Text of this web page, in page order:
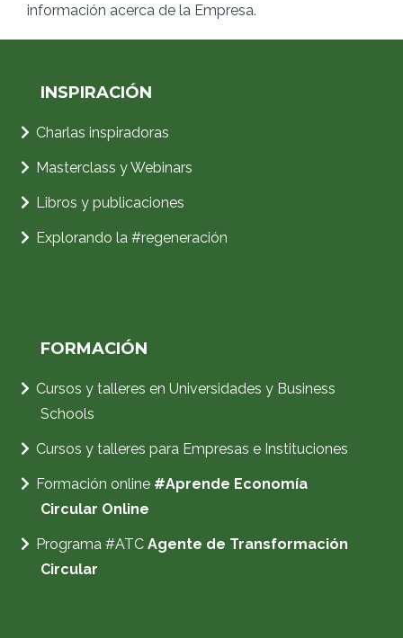
información acerca de la Empresa.
INSPIRACIÓN
Charlas inspiradoras
Masterclass y Webinars
Libros y publicaciones
Explorando la #regeneración
FORMACIÓN
Cursos y talleres en Universidades y Business
Schools
Cursos y talleres para Empresas e Instituciones
Formación online #Aprende Economía
Circular Online
Programa #ATC Agente de Transformación
Circular